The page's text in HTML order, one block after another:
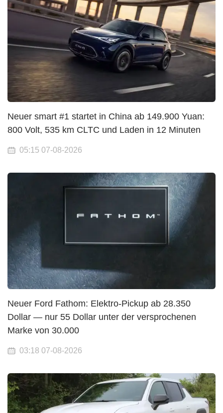
Neuer smart #1 startet in China ab 149.900 Yuan:
800 Volt, 535 km CLTC und Laden in 12 Minuten
05:15 07-08-2026
Neuer Ford Fathom: Elektro-Pickup ab 28.350
Dollar — nur 55 Dollar unter der versprochenen
Marke von 30.000
03:18 07-08-2026